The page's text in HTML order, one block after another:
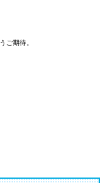
ご期待。